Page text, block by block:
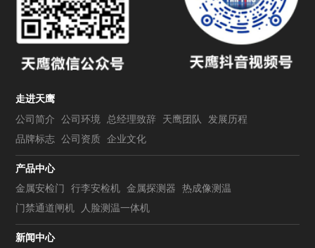
走进天鹰
公司简介
公司环境 总经理致辞 天鹰团队
发展历程
品牌标志 公司资质 企业文化
产品中心
金属安检门
行李安检机 金属探测器
热成像测温
门禁通道闸机
人脸测温一体机
新闻中心